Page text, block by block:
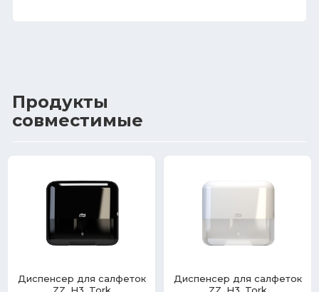
Продукты
совместимые
Диспенсер для салфеток
ZZ, H3, Tork
Диспенсер для салфеток
ZZ, H3, Tork